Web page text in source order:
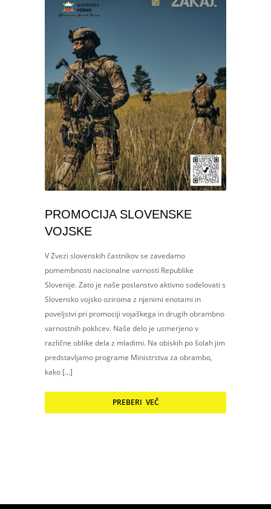
PROMOCIJA SLOVENSKE
VOJSKE
V Zvezi slovenskih častnikov se zavedamo
pomembnosti nacionalne varnosti Republike
Slovenije. Zato je naše poslanstvo aktivno sodelovati s
Slovensko vojsko oziroma z njenimi enotami in
poveljstvi pri promociji vojaškega in drugih obrambno
varnostnih poklicev. Naše delo je usmerjeno v
različne oblike dela z mladimi. Na obiskih po šolah jim
predstavljamo programe Ministrstva za obrambo,
kako […]
PREBERI VEČ